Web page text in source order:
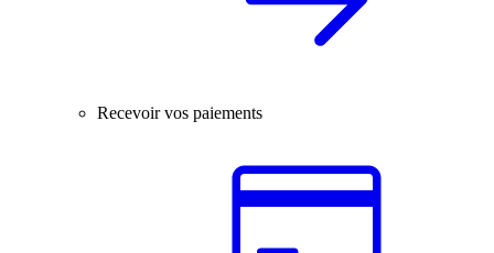
Recevoir vos paiements